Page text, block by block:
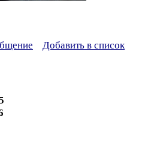
Добавить в список